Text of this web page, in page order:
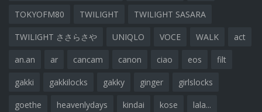
TOKYOFM80 TWILIGHT TWILIGHT SASARA
TWILIGHT ささらさや UNIQLO VOCE WALK act
an.an ar cancam canon ciao eos filt
gakki gakkilocks gakky ginger girlslocks
goethe heavenlydays kindai kose lala...